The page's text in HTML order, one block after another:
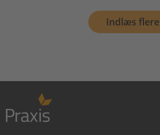
Indlæs flere